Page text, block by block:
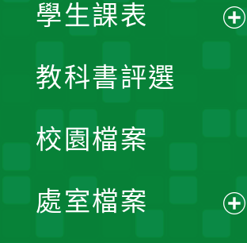
學生課表
單
教科書評選
校園檔案
處室檔案